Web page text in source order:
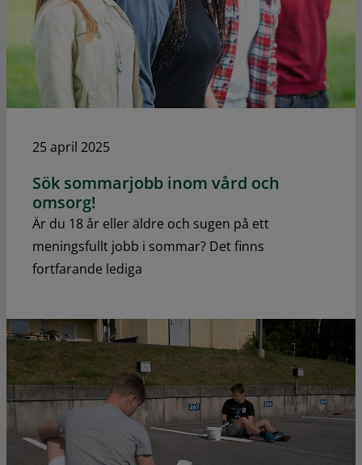
25 april 2025
Sök sommarjobb inom vård och
omsorg!
Är du 18 år eller äldre och sugen på ett
meningsfullt jobb i sommar? Det finns
fortfarande lediga